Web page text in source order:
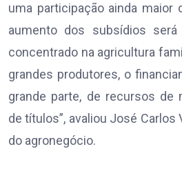
uma participação ainda maior
aumento dos subsídios
concentrado na agricultura
grandes produtores, o
grande parte, de recursos de
de títulos”, avaliou José
do agronegócio.